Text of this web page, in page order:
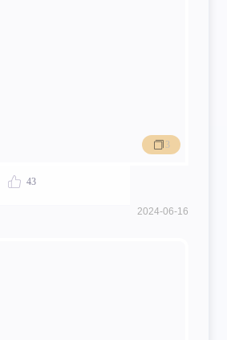
43
2024-06-16
3